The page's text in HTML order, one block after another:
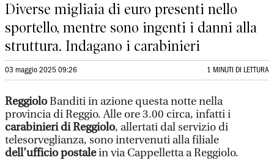
Diverse migliaia di euro presenti nello
sportello, mentre sono ingenti i danni alla
struttura. Indagano i carabinieri
03 maggio 2025 09:26 1 MINUTI DI LETTURA
ReggioloBanditi in azione questa notte nella
provincia di Reggio. Alle ore 3.00 circa, infatti i
carabinieri di Reggiolo, allertati dal servizio di
telesorveglianza, sono intervenuti alla filiale
dell’ufficio postalein via Cappelletta a Reggiolo.